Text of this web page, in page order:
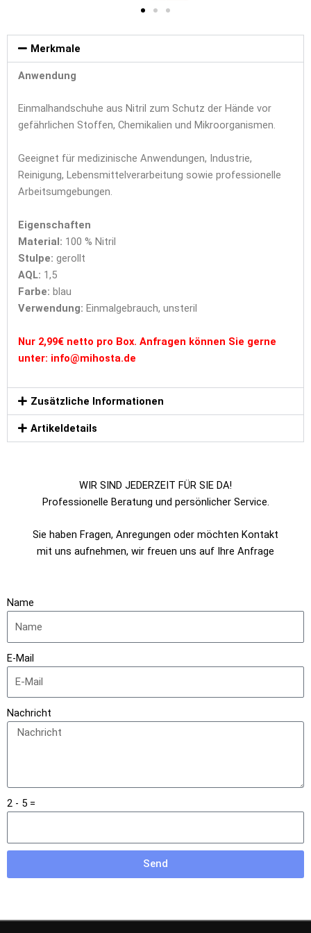
Merkmale
Anwendung
Einmalhandschuhe aus Nitril zum Schutz der Hände vor
gefährlichen Stoffen, Chemikalien und Mikroorganismen.
Geeignet für medizinische Anwendungen, Industrie,
Reinigung, Lebensmittelverarbeitung sowie professionelle
Arbeitsumgebungen.
Eigenschaften
Material: 100 % Nitril
Stulpe: gerollt
AQL: 1,5
Farbe: blau
Verwendung: Einmalgebrauch, unsteril
Nur 2,99€ netto pro Box. Anfragen können Sie gerne
unter: info@mihosta.de
Zusätzliche Informationen
Artikeldetails
WIR SIND JEDERZEIT FÜR SIE DA!
Professionelle Beratung und persönlicher Service.
Sie haben Fragen, Anregungen oder möchten Kontakt
mit uns aufnehmen, wir freuen uns auf Ihre Anfrage
Name
E-Mail
Nachricht
2 - 5 =
Send